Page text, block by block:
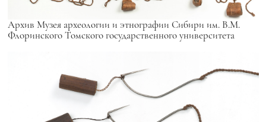
Архив Музея археологии и этнографии Сибири им. В.М.
Флоринского Томского государственного университета